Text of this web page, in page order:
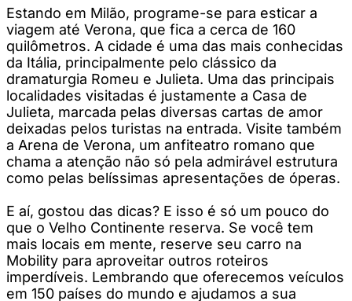
Estando em Milão, programe-se para esticar a
viagem até Verona, que fica a cerca de 160
quilômetros. A cidade é uma das mais conhecidas
da Itália, principalmente pelo clássico da
dramaturgia Romeu e Julieta. Uma das principais
localidades visitadas é justamente a Casa de
Julieta, marcada pelas diversas cartas de amor
deixadas pelos turistas na entrada. Visite também
a Arena de Verona, um anfiteatro romano que
chama a atenção não só pela admirável estrutura
como pelas belíssimas apresentações de óperas.
E aí, gostou das dicas? E isso é só um pouco do
que o Velho Continente reserva. Se você tem
mais locais em mente, reserve seu carro na
Mobility para aproveitar outros roteiros
imperdíveis. Lembrando que oferecemos veículos
em 150 países do mundo e ajudamos a sua